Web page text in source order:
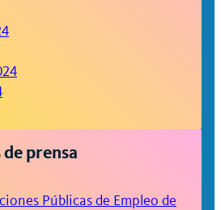
prensa
Públicas de Empleo de